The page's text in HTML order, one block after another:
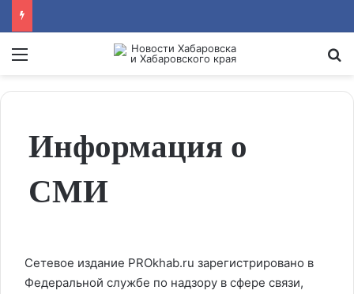
Menu
Информация о
СМИ
Сетевое издание PROkhab.ru зарегистрировано в
Федеральной службе по надзору в сфере связи,